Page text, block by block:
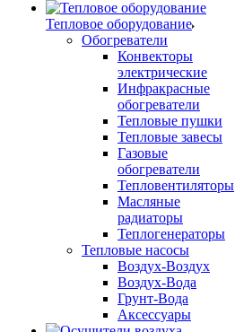
Тепловое оборудование
Обогреватели
Конвекторы
электрические
Инфракрасные
обогреватели
Тепловые пушки
Тепловые завесы
Газовые
обогреватели
Тепловентиляторы
Масляные
радиаторы
Теплогенераторы
Тепловые насосы
Воздух-Воздух
Воздух-Вода
Грунт-Вода
Аксессуары